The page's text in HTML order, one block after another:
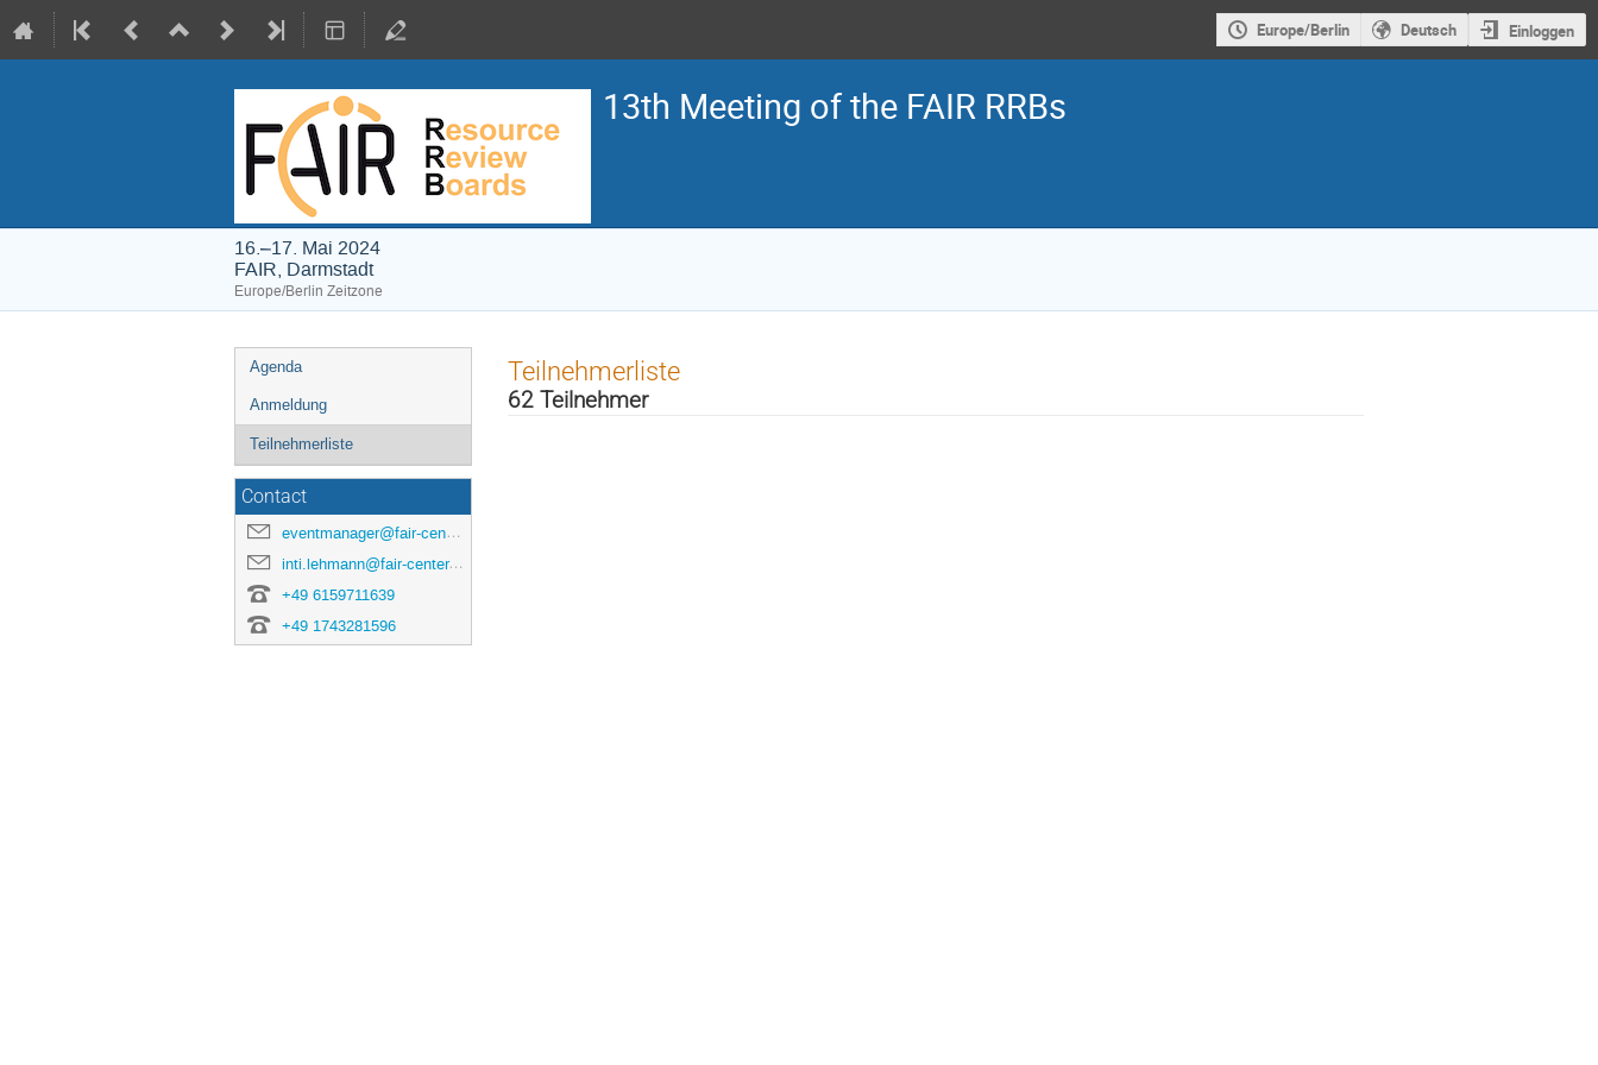
Europe/Berlin Deutsch Einloggen
13th Meeting of the FAIR RRBs
16.–17. Mai 2024
FAIR, Darmstadt
Europe/Berlin Zeitzone
Veranstaltungsmenü
Agenda
Anmeldung
Teilnehmerliste
Contact
eventmanager@fair-center.eu
inti.lehmann@fair-center.eu
+49 6159711639
+49 1743281596
Teilnehmerliste
62 Teilnehmer